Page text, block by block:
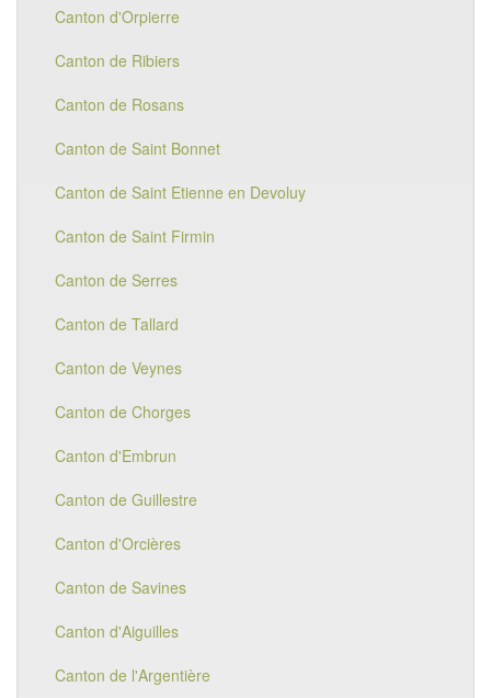
Canton d'Orpierre
Canton de Ribiers
Canton de Rosans
Canton de Saint Bonnet
Canton de Saint Etienne en Devoluy
Canton de Saint Firmin
Canton de Serres
Canton de Tallard
Canton de Veynes
Canton de Chorges
Canton d'Embrun
Canton de Guillestre
Canton d'Orcières
Canton de Savines
Canton d'Aiguilles
Canton de l'Argentière